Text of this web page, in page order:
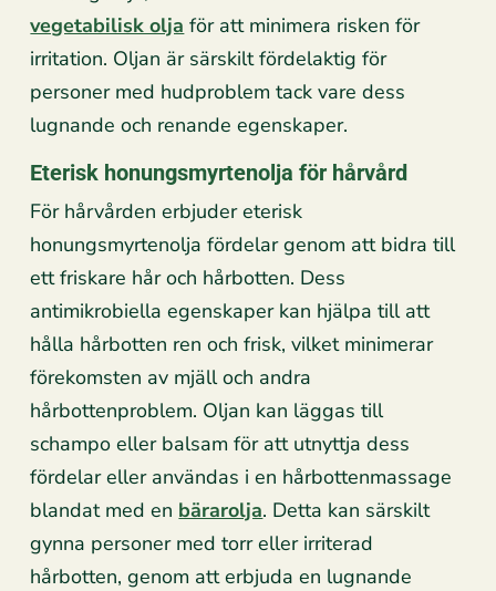
vegetabilisk olja för att minimera risken för
irritation. Oljan är särskilt fördelaktig för
personer med hudproblem tack vare dess
lugnande och renande egenskaper.
Eterisk honungsmyrtenolja för hårvård
För hårvården erbjuder eterisk
honungsmyrtenolja fördelar genom att bidra till
ett friskare hår och hårbotten. Dess
antimikrobiella egenskaper kan hjälpa till att
hålla hårbotten ren och frisk, vilket minimerar
förekomsten av mjäll och andra
hårbottenproblem. Oljan kan läggas till
schampo eller balsam för att utnyttja dess
fördelar eller användas i en hårbottenmassage
blandat med en bärarolja. Detta kan särskilt
gynna personer med torr eller irriterad
hårbotten, genom att erbjuda en lugnande